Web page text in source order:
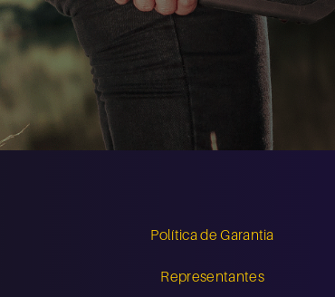
Política de Garantia
Representantes